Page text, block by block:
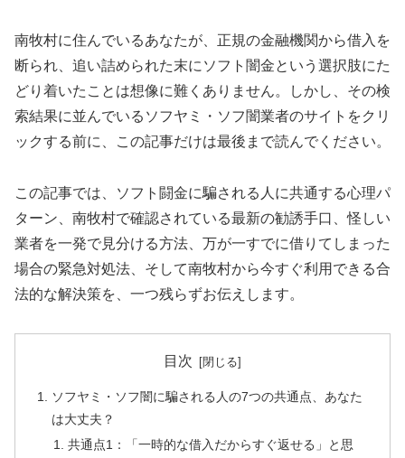
南牧村に住んでいるあなたが、正規の金融機関から借入を
断られ、追い詰められた末にソフト闇金という選択肢にた
どり着いたことは想像に難くありません。しかし、その検
索結果に並んでいるソフヤミ・ソフ闇業者のサイトをクリ
ックする前に、この記事だけは最後まで読んでください。
この記事では、ソフト闘金に騙される人に共通する心理パ
ターン、南牧村で確認されている最新の勧誘手口、怪しい
業者を一発で見分ける方法、万が一すでに借りてしまった
場合の緊急対処法、そして南牧村から今すぐ利用できる合
法的な解決策を、一つ残らずお伝えします。
目次
ソフヤミ・ソフ闇に騙される人の7つの共通点、あなた
は大丈夫？
共通点1：「一時的な借入だからすぐ返せる」と思